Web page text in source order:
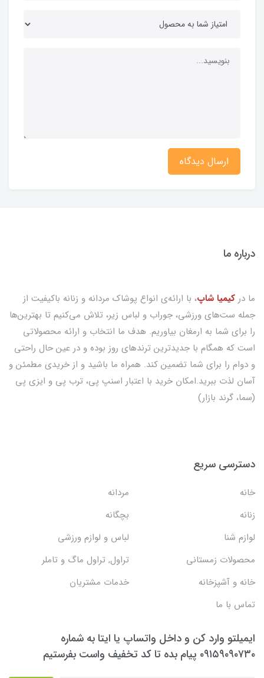
ارسال دیدگاه
درباره ما
ما در کیمیا شاپ، با ارائه‌ی انواع پوشاک مردانه و زنانه باکیفیت از
جمله ست‌های ورزشی، جوراب و لباس زیر، تلاش می‌کنیم تا بهترین‌ها
را برای شما به ارمغان بیاوریم. هدف ما انتخاب و ارائه محصولاتی
است که همگام با جدیدترین ترندهای روز بوده و در عین حال راحتی
و دوام را برای شما تضمین کند. همراه ما باشید و از خریدی مطمئن و
آسان لذت ببرید.امکان خرید با اعتبار اسنپ پی، ترب پی و ایزی پی
(سما، گرند بازار)
دسترسی سریع
خانه
مردانه
زنانه
بچگانه
لوازم شنا
لباس و لوازم ورزشی
محصولات زمستانی
تراول, تراول ماگ و تاملر
خانه و آشپزخانه
خدمات مشتریان
تماس با ما
ایمیلتو وارد کن و داخل واتساپ یا ایتا به شماره
۰۹۱۵۹۰۹۰۷۳۰ پیام بده تا کد تخفیف واست بفرستیم